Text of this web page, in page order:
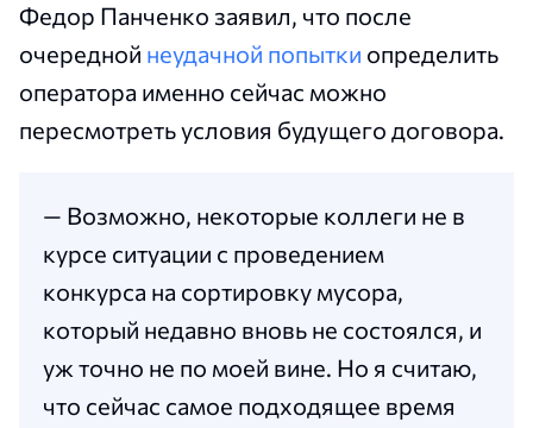
Федор Панченко заявил, что после
очередной неудачной попытки определить
оператора именно сейчас можно
пересмотреть условия будущего договора.
— Возможно, некоторые коллеги не в
курсе ситуации с проведением
конкурса на сортировку мусора,
который недавно вновь не состоялся, и
уж точно не по моей вине. Но я считаю,
что сейчас самое подходящее время